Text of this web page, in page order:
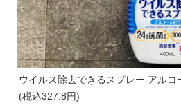
ウイルス除去できるスプレー アルコ
(税込327.8円)